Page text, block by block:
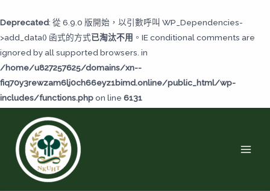
Deprecated: 從 6.9.0 版開始，以引數呼叫 WP_Dependencies-
>add_data() 函式的方式已淘汰不用 。IE conditional comments are
ignored by all supported browsers. in
/home/u827257625/domains/xn--
fiq70y3rewzam6lj0ch66eyz1bimd.online/public_html/wp-
includes/functions.phpon line 6131
至
主
要
內
容